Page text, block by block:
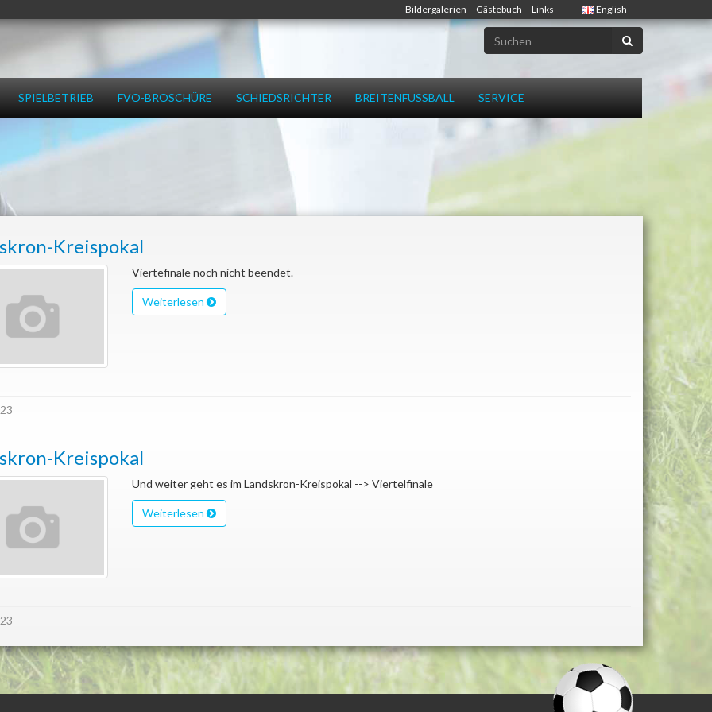
English
Bildergalerien Gästebuch Links
SPIELBETRIEB FVO-BROSCHÜRE SCHIEDSRICHTER BREITENFUSSBALL SERVICE
Kreispokal
Viertefinale noch nicht beendet.
Weiterlesen
Kreispokal
Und weiter geht es im Landskron-Kreispokal --> Viertelfinale
Weiterlesen